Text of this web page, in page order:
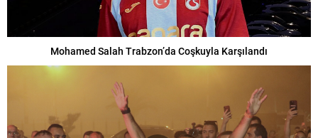
Mohamed Salah Trabzon’da Coşkuyla Karşılandı